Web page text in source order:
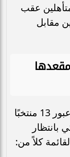
عقب
مقابل
استقر قطار التأهل حتى الآن على عبور 13 منتخبًا
بانتظار
كلاً من: